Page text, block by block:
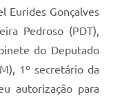
Eurides Gonçalves
Pedroso (PDT),
do Deputado
1º secretário da
autorização para